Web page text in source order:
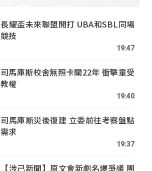
長耀盃未來聯盟開打 UBA和SBL同場
競技
19:47
司馬庫斯校舍無照卡關22年 衝擊童受
教權
19:40
司馬庫斯災後復建 立委前往考察盤點
需求
19:37
【涉己新聞】原文會新劇名爆爭議 團